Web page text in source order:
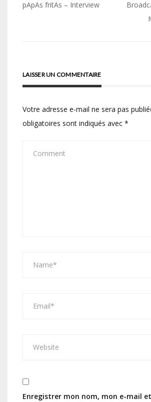
Navigation
pApAs fritAs – Interview
LAISSER UN COMMENTAIRE
Votre adresse e-mail ne sera pas
obligatoires sont indiqués avec *
Enregistrer mon nom, mon e-mail